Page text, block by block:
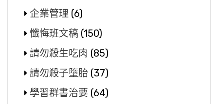
企業管理 (6)
懺悔班文稿 (150)
請勿殺生吃肉 (85)
請勿殺子墮胎 (37)
學習群書治要 (64)